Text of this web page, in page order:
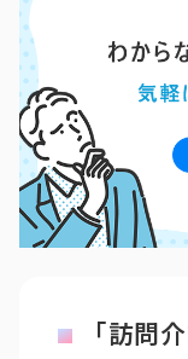
「訪問